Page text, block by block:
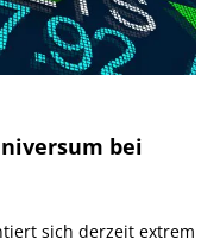
bei
sich derzeit extrem